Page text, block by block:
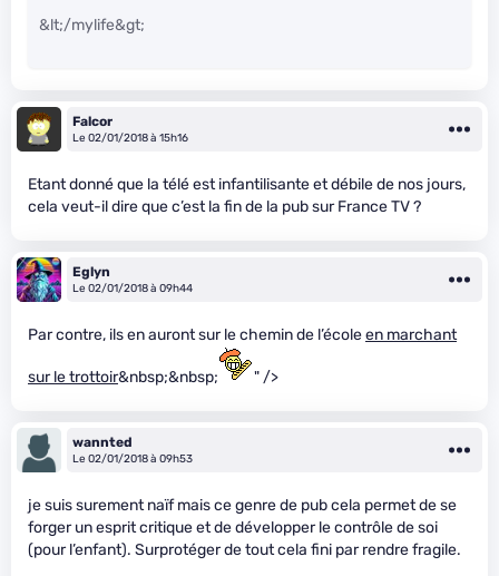
&lt;/mylife&gt;
Falcor
Le 02/01/2018 à 15h16
Etant donné que la télé est infantilisante et débile de nos jours,
cela veut-il dire que c’est la fin de la pub sur France TV ?
Eglyn
Le 02/01/2018 à 09h44
Par contre, ils en auront sur le chemin de l’écoleen marchant
sur le trottoir&nbsp;&nbsp; " />
wannted
Le 02/01/2018 à 09h53
je suis surement naïf mais ce genre de pub cela permet de se
forger un esprit critique et de développer le contrôle de soi
(pour l’enfant). Surprotéger de tout cela fini par rendre fragile.